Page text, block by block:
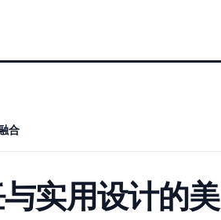
合
实用设计的美